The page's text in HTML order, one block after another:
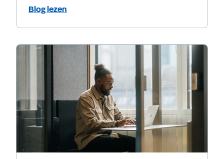
Blog lezen